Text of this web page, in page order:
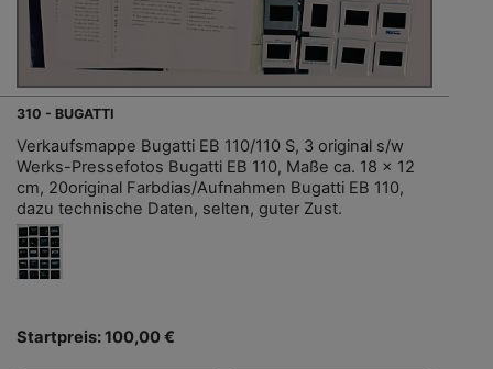
310 - BUGATTI
Verkaufsmappe Bugatti EB 110/110 S, 3 original s/w
Werks-Pressefotos Bugatti EB 110, Maße ca. 18 x 12
cm, 20original Farbdias/Aufnahmen Bugatti EB 110,
dazu technische Daten, selten, guter Zust.
Startpreis: 100,00 €